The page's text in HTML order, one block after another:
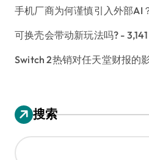
手机厂商为何谨慎引入外部AI
可换壳会带动新玩法吗? -
Switch 2热销对任天堂财报的
搜索